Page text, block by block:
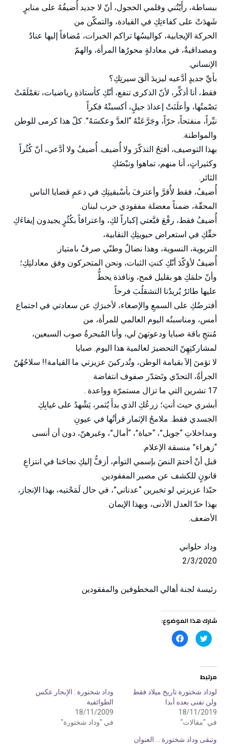
ببساطة، رأَيْتُني وقلمي الخجول، أنّ لا جديد أُضيفُهُ على منابرٍ
شَهدَتْ على كفاءتِكِ في القيادة، والتمكّن من
الحركة الإيجابية، كواليسُها تراكم الخبرات، مُضافاً إليها عنادٌ
ومصداقيةٌ، في معادلةٍ محورُها المرأة، والهمّ
الإنساني.
بأيِّ جديدٍ أدَّعيه ليزيدَ ألَقَ سيرتِكِ؟
فقط، أنا أذكِّر، لأنّ الذكرى تنفع، أنّكِ كأستاذةِ رياضيات، تعَمْلَقَتْ
بَصْمتُها، وأعلَنَتْ إعدادَ جيلٍ، أكسبتْهُ فكراً
نيِّراً، منفتحاً، حرّاً، وجَرَّعَتْهُ “العدَّ وعكسَهُ”. كلّ هذا كرمى للوطن
والمواطنة.
بهذا التوصيف، أفتحُ التذكّرَ ولا أُضيف. أُضيفُ ولا أدَّعي، أنّ كُثُراً
وكثيراتٍ، أنا منهم، تماهوا ونبْضَكِ
الثائر.
أُضيفُ، فقط لأُقرَّ وأعترفَ بأسْبقيتِكِ في دعمِ قضايا الناس
المحقّة، ضمناً معضلة مفقودي حرب لبنان.
أُضيفُ فقط، رفْعَ قبَّعتي إكباراً لكِ، واعترافاً بكُثُرٍ يجيدون إيفاءَكِ
حقِّكِ في استعراض حيويتِكِ النقابية،
التربوية، النسوية، وهذا نضالٌ وطنّي صرفٌ بامتياز.
أُضيفُ لأؤكّدَ أنّكِ كنتِ الثبات، ونحن المتحركون وفق معادلتِكِ؛
وأنّ حلمَكِ هو بقليل قمح، ونافذة يحطُّ
عليها طائرٌ يُريدُنا التشقلُبَ فرحاً.
أفترضُكِ على السمعِ والإصغاء، لأخبرَكِ عن سعادتي في اجتماع
أمس، ومناسبتُه اليوم العالمي للمرأة، من
مُنتجِ باقة صبايا ودعوتهنَ لي، وأنا المُبحرةُ صوب السبعين،
لمشاركتِهِنّ التحضيرَ لعالمية هذا اليوم. صبايا
لا تؤمنَ إلاَ بقيامة الوطن، وتُدركينَ عزيزتي ما القيامة!! سلاحُهُنّ
الجرأةُ، التحدّي وتَصَدّر صفوف انتفاضة
17 تشرين التي ما تزال مستمرّة وواعدة .
أبشري حيث أنتِ؛ زرعُكِ الذي بدأَ يُثمر، يَشْهدُ على غيابِكِ
الجسدي فقط. ملامحُ الإثمار قرأتُها في عيونِ
ومداخلاتِ “جويل”، “حياة”، “أمال”، وغيرهنّ، دون أن أنسى
“زهراء” منسقة الإعلام.
قبل أنْ أختمَ النصَ بإسمي التوأم، أزفُّ إليكِ نجاحَنا في انتزاعِ
قانونٍ للكشف عن مصير المفقودين.
حبّذا عزيزتي لو تخبرين “عدناني”، في حال لَمَحْتيه، بهذا الإنجاز،
بهذا حدّ العدل الأدنى، وبهذا الإيمان
الأضعف.
وداد حلواني
2/3/2020
رئيسة لجنة أهالي المخطوفين والمفقودين
شارك هذا الموضوع:
ض
ر
ك
ة
ع
ل
ى
ن
ر
ك
ة
س
مرتبط
لوداد شختورة تاريخ ميلاد فقط
ولن تفنى بعده أبدا
18/11/2019
في "مقالات"
وداد شختورة : الإبحار عكس
الطوائفية
18/11/2009
في "وداد شختورة"
وتبقى وداد شختورة … العنوان